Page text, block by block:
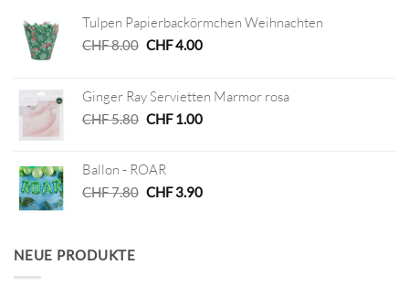
Tulpen Papierbackörmchen Weihnachten
CHF8.00 Ursprünglicher
CHF 8.00
CHF4.00Aktueller
CHF 4.00.
Ginger Ray Servietten Marmor rosa
CHF5.80 Ursprünglicher
CHF 5.80
CHF1.00Aktueller
Ballon - ROAR
CHF7.80 Ursprünglicher
CHF3.90Aktueller
NEUE PRODUKTE